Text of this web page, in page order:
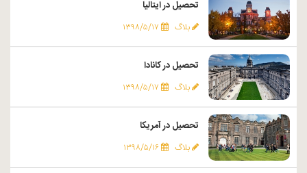
تحصیل در ایتالیا
بلاگ ۱۳۹۸/۵/۱۷
تحصیل در کانادا
بلاگ ۱۳۹۸/۵/۱۷
تحصیل در آمریکا
بلاگ ۱۳۹۸/۵/۱۶